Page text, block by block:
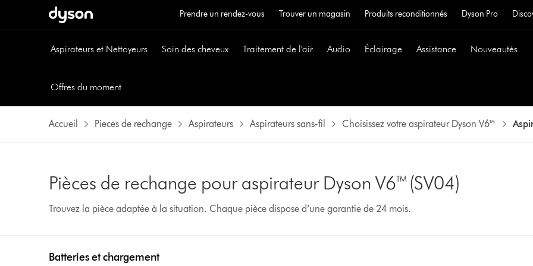
Prendre un rendez-vous Trouver un magasin Produits reconditionnés Dyson Pro
Aspirateurs et Nettoyeurs Soin des cheveux Traitement de l'air Audio Éclairage Assistance Nouveautés
Offres du moment
Accueil
Pieces de rechange Aspirateurs Aspirateurs sans-fil Choisissez votre aspirateur Dyson V6™
Pièces de rechange pour aspirateur Dyson V6™ (SV04)
Trouvez la pièce adaptée à la situation. Chaque pièce dispose d’une garantie de 24 mois.
Batteries et chargement